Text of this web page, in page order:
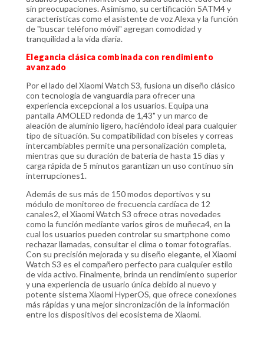
sin preocupaciones. Asimismo, su certificación 5ATM4 y
características como el asistente de voz Alexa y la función
de "buscar teléfono móvil" agregan comodidad y
tranquilidad a la vida diaria.
Elegancia clásica combinada con rendimiento
avanzado
Por el lado del Xiaomi Watch S3, fusiona un diseño clásico
con tecnología de vanguardia para ofrecer una
experiencia excepcional a los usuarios. Equipa una
pantalla AMOLED redonda de 1,43" y un marco de
aleación de aluminio ligero, haciéndolo ideal para cualquier
tipo de situación. Su compatibilidad con biseles y correas
intercambiables permite una personalización completa,
mientras que su duración de batería de hasta 15 días y
carga rápida de 5 minutos garantizan un uso continuo sin
interrupciones1.
Además de sus más de 150 modos deportivos y su
módulo de monitoreo de frecuencia cardíaca de 12
canales2, el Xiaomi Watch S3 ofrece otras novedades
como la función mediante varios giros de muñeca4, en la
cual los usuarios pueden controlar su smartphone como
rechazar llamadas, consultar el clima o tomar fotografías.
Con su precisión mejorada y su diseño elegante, el Xiaomi
Watch S3 es el compañero perfecto para cualquier estilo
de vida activo. Finalmente, brinda un rendimiento superior
y una experiencia de usuario única debido al nuevo y
potente sistema Xiaomi HyperOS, que ofrece conexiones
más rápidas y una mejor sincronización de la información
entre los dispositivos del ecosistema de Xiaomi.